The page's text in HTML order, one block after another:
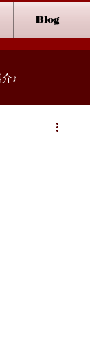
Blog
♪
タッフインタビュー